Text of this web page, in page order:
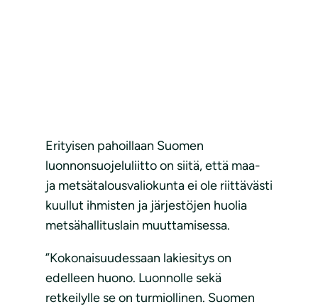
Erityisen pahoillaan Suomen
luonnonsuojeluliitto on siitä, että maa-
ja metsätalousvaliokunta ei ole riittävästi
kuullut ihmisten ja järjestöjen huolia
metsähallituslain muuttamisessa.
”Kokonaisuudessaan lakiesitys on
edelleen huono. Luonnolle sekä
retkeilylle se on turmiollinen. Suomen